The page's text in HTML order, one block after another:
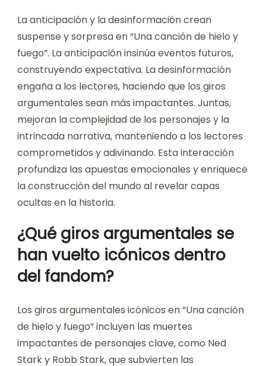
La anticipación y la desinformación crean
suspense y sorpresa en “Una canción de hielo y
fuego”. La anticipación insinúa eventos futuros,
construyendo expectativa. La desinformación
engaña a los lectores, haciendo que los giros
argumentales sean más impactantes. Juntas,
mejoran la complejidad de los personajes y la
intrincada narrativa, manteniendo a los lectores
comprometidos y adivinando. Esta interacción
profundiza las apuestas emocionales y enriquece
la construcción del mundo al revelar capas
ocultas en la historia.
¿Qué giros argumentales se
han vuelto icónicos dentro
del fandom?
Los giros argumentales icónicos en “Una canción
de hielo y fuego” incluyen las muertes
impactantes de personajes clave, como Ned
Stark y Robb Stark, que subvierten las